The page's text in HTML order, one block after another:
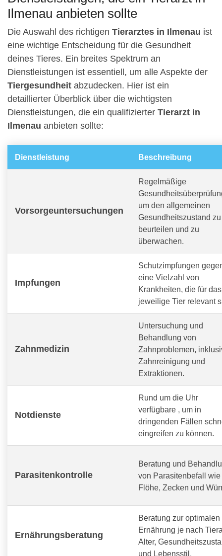
Ilmenau anbieten sollte
Die Auswahl des richtigen Tierarztes in Ilmenau ist
eine wichtige Entscheidung für die Gesundheit
deines Tieres. Ein breites Spektrum an
Dienstleistungen ist essentiell, um alle Aspekte der
Tiergesundheit abzudecken. Hier ist ein
detaillierter Überblick über die wichtigsten
Dienstleistungen, die ein qualifizierter Tierarzt in
Ilmenau anbieten sollte:
Dienstleistung Beschreibung
Vorsorgeuntersuchungen
Regelmäßige
um den allgemeinen
Gesundheitszustand zu
beurteilen und zu
überwachen.
Impfungen
Schutzimpfungen
eine Vielzahl von
Krankheiten, die für das
jeweilige Tier relevant
Zahnmedizin
Untersuchung und
Behandlung von
Zahnproblemen,
Zahnreinigung und
Extraktionen.
Notdienste
Rund um die Uhr
verfügbare , um in
dringenden Fällen
eingreifen zu können.
Parasitenkontrolle
Beratung und
von Parasitenbefall wie
Flöhe, Zecken und
Ernährungsberatung
Beratung zur optimalen
Ernährung je nach
Alter,
und Lebensstil.